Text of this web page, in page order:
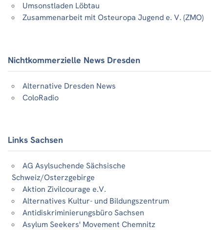
Umsonstladen Löbtau
Zusammenarbeit mit Osteuropa Jugend e. V. (ZMO)
Nichtkommerzielle News Dresden
Alternative Dresden News
ColoRadio
Links Sachsen
AG Asylsuchende Sächsische
Schweiz/Osterzgebirge
Aktion Zivilcourage e.V.
Alternatives Kultur- und Bildungszentrum
Antidiskriminierungsbüro Sachsen
Asylum Seekers' Movement Chemnitz